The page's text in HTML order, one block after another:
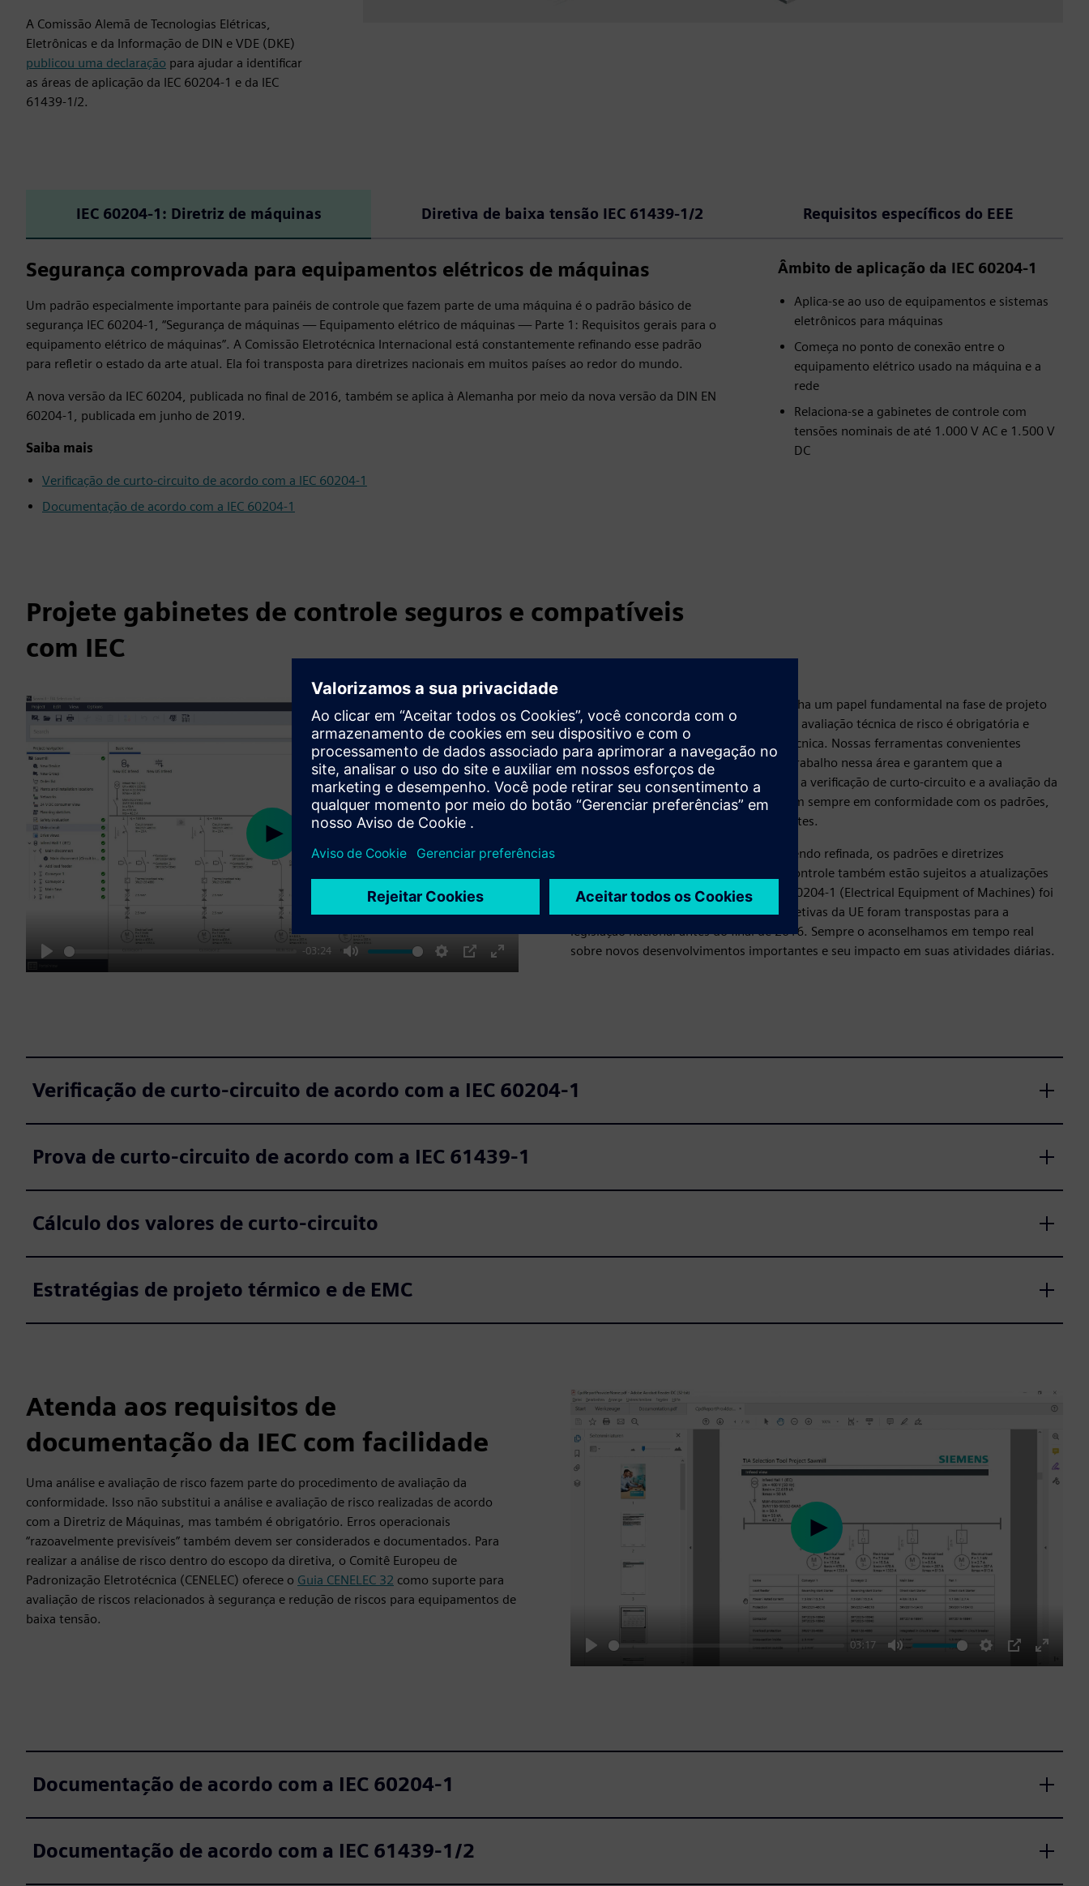
A Comissão Alemã de Tecnologias Elétricas,
Eletrônicas e da Informação de DIN e VDE (DKE)
publicou uma declaração para ajudar a identificar
as áreas de aplicação da IEC 60204‑1 e da IEC
61439‑1/2.
IEC 60204‑1: Diretriz de máquinas Diretiva de baixa tensão IEC 61439‑1/2 Requisitos específicos do EEE
Segurança comprovada para equipamentos elétricos de máquinas
Um padrão especialmente importante para painéis de controle que fazem parte de uma máquina é o padrão básico de
segurança IEC 60204‑1, “Segurança de máquinas — Equipamento elétrico de máquinas — Parte 1: Requisitos gerais para o
equipamento elétrico de máquinas”. A Comissão Eletrotécnica Internacional está constantemente refinando esse padrão
para refletir o estado da arte atual. Ela foi transposta para diretrizes nacionais em muitos países ao redor do mundo.
A nova versão da IEC 60204, publicada no final de 2016, também se aplica à Alemanha por meio da nova versão da DIN EN
60204‑1, publicada em junho de 2019.
Saiba mais
Verificação de curto-circuito de acordo com a IEC 60204‑1
Documentação de acordo com a IEC 60204‑1
Âmbito de aplicação da IEC 60204-1
Aplica-se ao uso de equipamentos e sistemas
eletrônicos para máquinas
Começa no ponto de conexão entre o
equipamento elétrico usado na máquina e a
rede
Relaciona-se a gabinetes de controle com
tensões nominais de até 1.000 V AC e 1.500 V
DC
Projete gabinetes de controle seguros e compatíveis
com IEC
Play
-03:24
Mute Settings
PIP
Enter
Play
A estrutura normativa e legal desempenha um papel fundamental na fase de projeto
de um gabinete de controle industrial. A avaliação técnica de risco é obrigatória e
precisa ser incluída na documentação técnica. Nossas ferramentas convenientes
reduzem grande parte de sua carga de trabalho nessa área e garantem que a
verificação do aumento de temperatura, a verificação de curto-circuito e a avaliação da
compatibilidade eletromagnética estejam sempre em conformidade com os padrões,
sejam confiáveis e extremamente eficientes.
Assim como a tecnologia está sempre sendo refinada, os padrões e diretrizes
relevantes que regem os gabinetes de controle também estão sujeitos a atualizações
regulares. Uma versão revisada da IEC 60204‑1 (Electrical Equipment of Machines) foi
publicada no final de 2016. As novas diretivas da UE foram transpostas para a
legislação nacional antes do final de 2016. Sempre o aconselhamos em tempo real
sobre novos desenvolvimentos importantes e seu impacto em suas atividades diárias.
Verificação de curto-circuito de acordo com a IEC 60204‑1
Prova de curto-circuito de acordo com a IEC 61439‑1
Cálculo dos valores de curto-circuito
Estratégias de projeto térmico e de EMC
Atenda aos requisitos de
documentação da IEC com facilidade
Uma análise e avaliação de risco fazem parte do procedimento de avaliação da
conformidade. Isso não substitui a análise e avaliação de risco realizadas de acordo
com a Diretriz de Máquinas, mas também é obrigatório. Erros operacionais
“razoavelmente previsíveis” também devem ser considerados e documentados. Para
realizar a análise de risco dentro do escopo da diretiva, o Comitê Europeu de
Padronização Eletrotécnica (CENELEC) oferece o Guia CENELEC 32 como suporte para
avaliação de riscos relacionados à segurança e redução de riscos para equipamentos de
baixa tensão.
Play
03:17
Mute Settings
PIP
Enter
Play
Documentação de acordo com a IEC 60204‑1
Documentação de acordo com a IEC 61439‑1/2